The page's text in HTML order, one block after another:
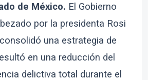
de México. El Gobierno
por la presidenta Rosi
una estrategia de
en una reducción del
delictiva total durante el